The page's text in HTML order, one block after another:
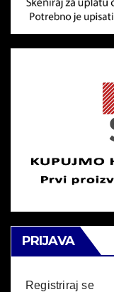
PRIJAVA
Registriraj se